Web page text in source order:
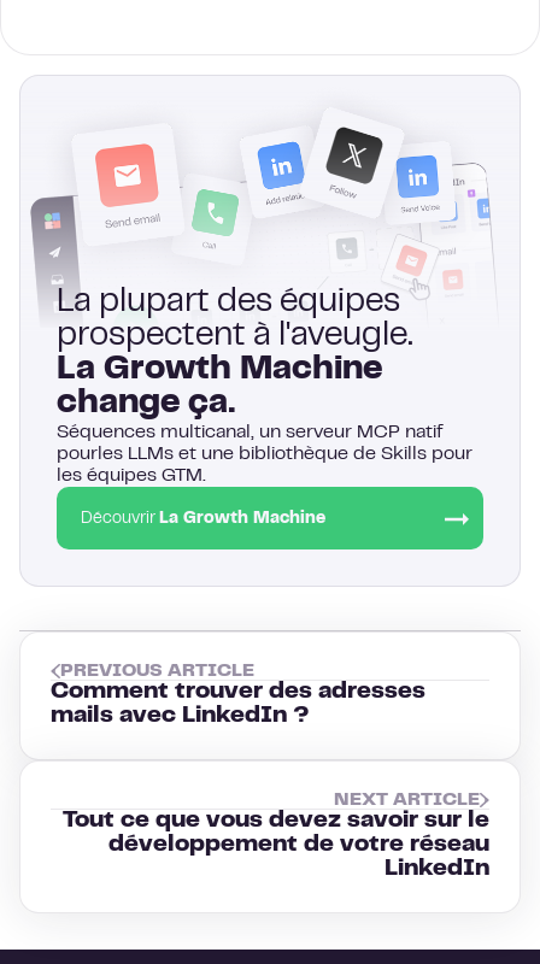
La plupart des équipes
prospectent à l'aveugle.
La Growth Machine
change ça.
Séquences multicanal, un serveur MCP natif
pourles LLMs et une bibliothèque de Skills pour
les équipes GTM.
Découvrir La Growth Machine
PREVIOUS ARTICLE
Comment trouver des adresses
mails avec LinkedIn ?
NEXT ARTICLE
Tout ce que vous devez savoir sur le
développement de votre réseau
LinkedIn